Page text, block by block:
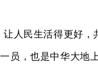
人民生活得更好，
，也是中华大地